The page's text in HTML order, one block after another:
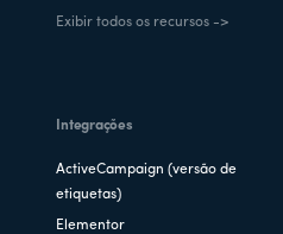
Exibir todos os recursos ->
Integrações
ActiveCampaign (versão de
etiquetas)
Elementor